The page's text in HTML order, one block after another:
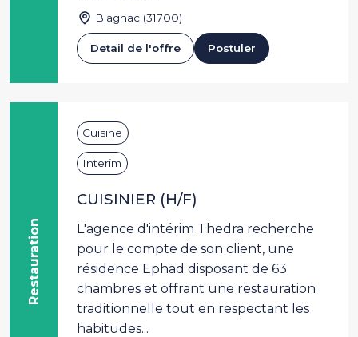
Blagnac (31700)
Detail de l'offre Postuler
Restauration
Cuisine
Interim
CUISINIER (H/F)
L'agence d'intérim Thedra recherche
pour le compte de son client, une
résidence Ephad disposant de 63
chambres et offrant une restauration
traditionnelle tout en respectant les
habitudes...